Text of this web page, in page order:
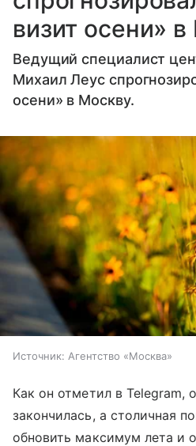
визит осени»
Ведущий специалист
Михаил Леус
осени» в Москву.
Источник: Агентство «Москва»
Как он отметил в Telegram,
закончилась, а столичная
обновить максимум лета и